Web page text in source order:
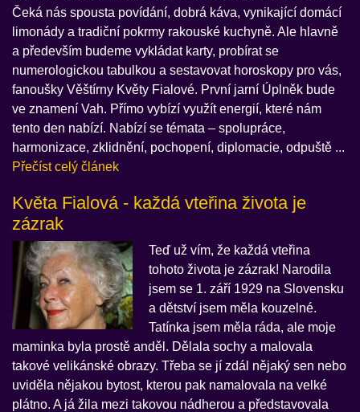
Čeká nás spousta povídání, dobrá káva, vynikající domácí
limonády a tradiční pokrmy rakouské kuchyně. Ale hlavně
a především budeme vykládat karty, probírat se
numerologickou tabulkou a sestavovat horoskopy pro vás,
fanoušky Věštírny Květy Fialové. První jarní Úplněk bude
ve znamení Vah. Přímo vybízí využít energií, které nám
tento den nabízí. Nabízí se témata – spolupráce,
harmonizace, zklidnění, pochopení, diplomacie, odpuště ...
Přečíst celý článek
Květa Fialová - každá vteřina života je
zázrak
Teď už vím, že každá vteřina
tohoto života je zázrak! Narodila
jsem se 1. září 1929 na Slovensku
a dětství jsem měla kouzelné.
Tatínka jsem měla ráda, ale moje
maminka byla prostě anděl. Dělala sochy a malovala
takové velikánské obrazy. Třeba se jí zdál nějaký sen nebo
uviděla nějakou bytost, kterou pak namalovala na velké
plátno. A já žila mezi takovou nádherou a představovala